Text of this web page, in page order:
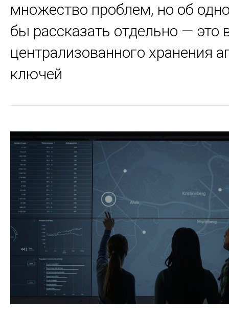
множество проблем, но об
бы рассказать отдельно — это
централизованного хранения
ключей